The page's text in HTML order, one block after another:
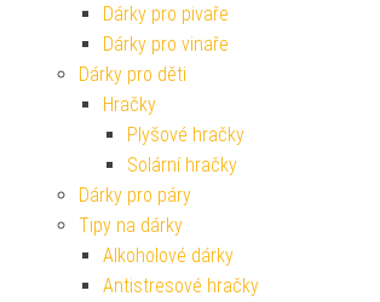
Dárky pro pivaře
Dárky pro vinaře
Dárky pro děti
Hračky
Plyšové hračky
Solární hračky
Dárky pro páry
Tipy na dárky
Alkoholové dárky
Antistresové hračky